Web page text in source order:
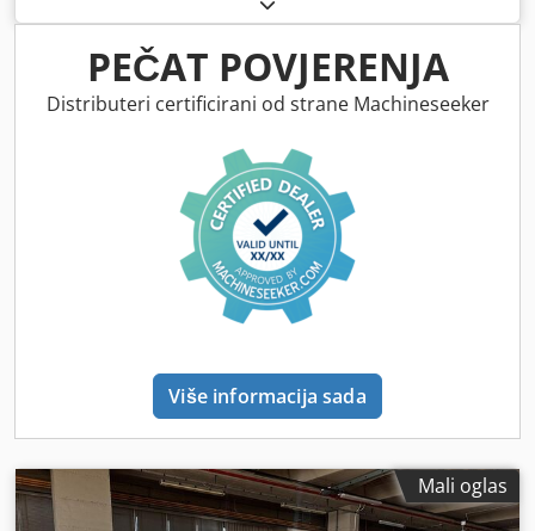
PEČAT POVJERENJA
Distributeri certificirani od strane Machineseeker
Više informacija sada
Mali oglas